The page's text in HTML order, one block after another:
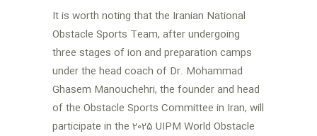
It is worth noting that the Iranian National
Obstacle Sports Team, after undergoing
three stages of ion and preparation camps
under the head coach of Dr. Mohammad
Ghasem Manouchehri, the founder and head
of the Obstacle Sports Committee in Iran, will
participate in the 2025 UIPM World Obstacle